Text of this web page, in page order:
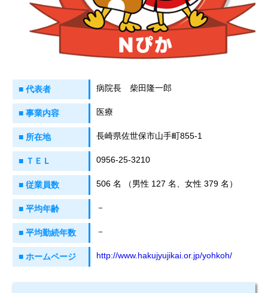
■ 代表者 病院長 柴田隆一郎
■ 事業内容 医療
■ 所在地 長崎県佐世保市山手町855-1
■ ＴＥＬ 0956-25-3210
■ 従業員数 506 名 （男性 127 名、女性 379 名）
■ 平均年齢 －
■ 平均勤続年数 －
■ ホームページ http://www.hakujyujikai.or.jp/yohkoh/